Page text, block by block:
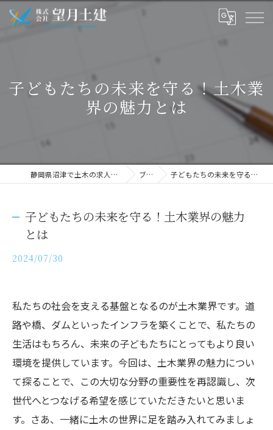
子どもたちの未来を守る！土木業
界の魅力とは
静岡県沼津で土木の求人なら株式会社望月土建 ブログ 子どもたちの未来を守る！土木業界の魅力とは
子どもたちの未来を守る！土木業界の魅力
とは
2024/07/30
私たちの社会を支える基盤となるのが土木業界です。道
路や橋、ダムといったインフラを築くことで、私たちの
生活はもちろん、未来の子どもたちにとってもより良い
環境を提供しています。今回は、土木業界の魅力につい
て探ることで、この大切な分野の重要性を再認識し、次
世代へとつなげる希望を感じていただきたいと思いま
す。さあ、一緒に土木の世界に足を踏み入れてみましょ